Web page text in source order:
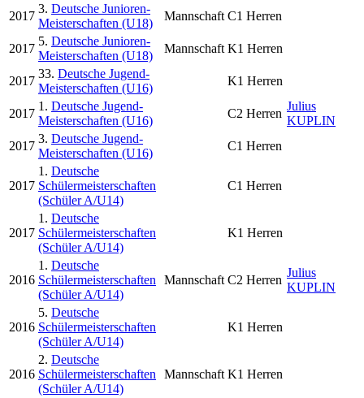
2017
3. Deutsche Junioren-
Meisterschaften (U18)
Mannschaft C1 Herren
2017
5. Deutsche Junioren-
Meisterschaften (U18)
Mannschaft K1 Herren
2017
33. Deutsche Jugend-
Meisterschaften (U16)
K1 Herren
2017
1. Deutsche Jugend-
Meisterschaften (U16)
C2 Herren
Julius
KUPLIN
2017
3. Deutsche Jugend-
Meisterschaften (U16)
C1 Herren
2017
1. Deutsche
Schülermeisterschaften
(Schüler A/U14)
C1 Herren
2017
1. Deutsche
Schülermeisterschaften
(Schüler A/U14)
K1 Herren
2016
1. Deutsche
Schülermeisterschaften
(Schüler A/U14)
Mannschaft C2 Herren
Julius
KUPLIN
2016
5. Deutsche
Schülermeisterschaften
(Schüler A/U14)
K1 Herren
2016
2. Deutsche
Schülermeisterschaften
(Schüler A/U14)
Mannschaft K1 Herren